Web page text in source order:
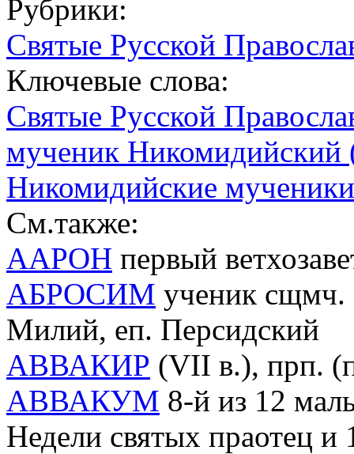
Рубрики:
Святые Русской
Ключевые слова:
Святые Русской
мученик Никомидийский
Никомидийские мученики
См.также:
ААРОН первый
АБРОСИМ ученик сщмч.
Милий, еп. Персидский
АВВАКИР (VII в.), прп.
АВВАКУМ 8-й из 12
Недели святых праотец